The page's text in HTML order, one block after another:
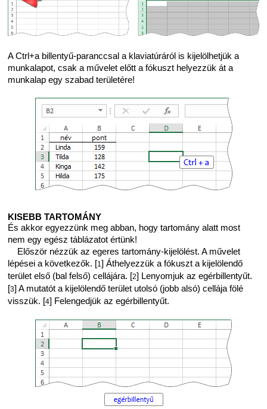
A Ctrl+a billentyű-paranccsal a klaviatúráról is kijelölhetjük a
munkalapot, csak a művelet előtt a fókuszt helyezzük át a
munkalap egy szabad területére!
KISEBB TARTOMÁNY
És akkor egyezzünk meg abban, hogy tartomány alatt most
nem egy egész táblázatot értünk!
Először nézzük az egeres tartomány-kijelölést. A művelet
lépései a következők. [1] Áthelyezzük a fókuszt a kijelölendő
terület első (bal felső) cellájára. [2] Lenyomjuk az egérbillentyűt.
[3] A mutatót a kijelölendő terület utolsó (jobb alsó) cellája fölé
visszük. [4] Felengedjük az egérbillentyűt.